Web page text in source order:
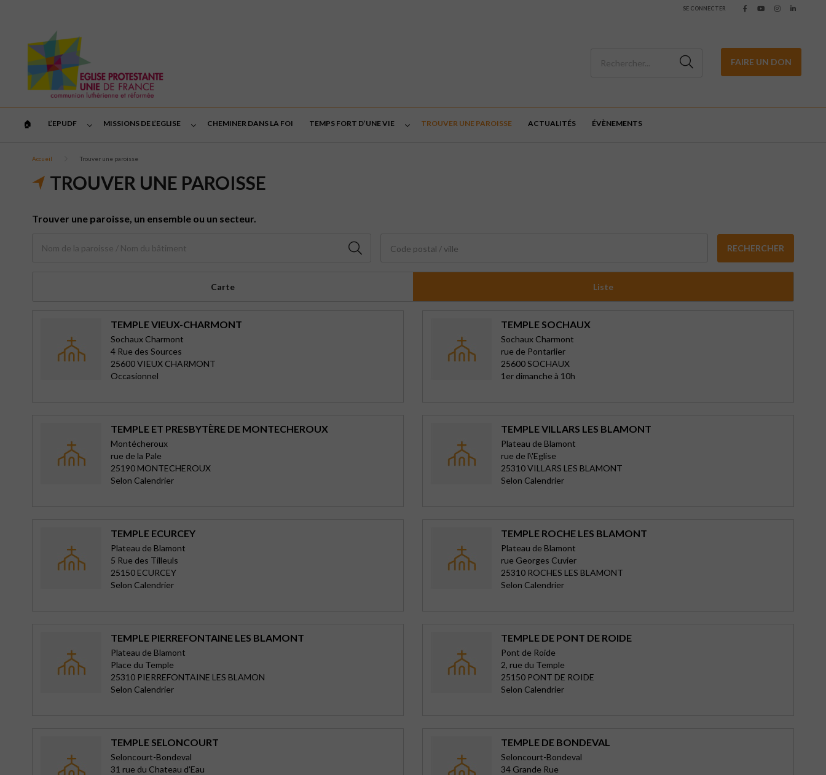
SE CONNECTER
FAIRE UN DON
🏠︎ L’EPUDF MISSIONS DE L’EGLISE CHEMINER DANS LA FOI TEMPS FORT D’UNE VIE TROUVER UNE PAROISSE ACTUALITÉS ÉVÈNEMENTS
Accueil Trouver une paroisse
TROUVER UNE PAROISSE
Trouver une paroisse, un ensemble ou un secteur.
Code postal / ville RECHERCHER
Carte Liste
TEMPLE VIEUX-CHARMONT
Sochaux Charmont
4 Rue des Sources
25600 VIEUX CHARMONT
Occasionnel
TEMPLE SOCHAUX
Sochaux Charmont
rue de Pontarlier
25600 SOCHAUX
1er dimanche à 10h
TEMPLE ET PRESBYTÈRE DE MONTECHEROUX
Montécheroux
rue de la Pale
25190 MONTECHEROUX
Selon Calendrier
TEMPLE VILLARS LES BLAMONT
Plateau de Blamont
rue de l\'Eglise
25310 VILLARS LES BLAMONT
Selon Calendrier
TEMPLE ECURCEY
Plateau de Blamont
5 Rue des Tilleuls
25150 ECURCEY
Selon Calendrier
TEMPLE ROCHE LES BLAMONT
Plateau de Blamont
rue Georges Cuvier
25310 ROCHES LES BLAMONT
Selon Calendrier
TEMPLE PIERREFONTAINE LES BLAMONT
Plateau de Blamont
Place du Temple
25310 PIERREFONTAINE LES BLAMON
Selon Calendrier
TEMPLE DE PONT DE ROIDE
Pont de Roide
2, rue du Temple
25150 PONT DE ROIDE
Selon Calendrier
TEMPLE SELONCOURT
Seloncourt-Bondeval
31 rue du Chateau d'Eau
TEMPLE DE BONDEVAL
Seloncourt-Bondeval
34 Grande Rue